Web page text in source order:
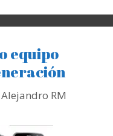
equipo
Alejandro RM